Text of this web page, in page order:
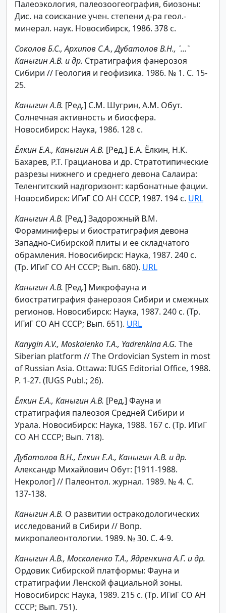
Палеоэкология, палеозоогеография, биозоны:
Дис. на соискание учен. степени д-ра геол.-
минерал. наук. Новосибирск, 1986. 378 с.
Соколов Б.С., Архипов С.А., Дубатолов В.Н., ˂…˃
Каныгин А.В. и др. Стратиграфия фанерозоя
Сибири // Геология и геофизика. 1986. № 1. С. 15-
25.
Каныгин А.В. [Ред.] С.М. Шугрин, А.М. Обут.
Солнечная активность и биосфера.
Новосибирск: Наука, 1986. 128 с.
Ёлкин Е.А., Каныгин А.В. [Ред.] Е.А. Ёлкин, Н.К.
Бахарев, Р.Т. Грацианова и др. Стратотипические
разрезы нижнего и среднего девона Салаира:
Теленгитский надгоризонт: карбонатные фации.
Новосибирск: ИГиГ СО АН СССР, 1987. 194 с. URL
Каныгин А.В. [Ред.] Задорожный В.М.
Фораминиферы и биостратиграфия девона
Западно-Сибирской плиты и ее складчатого
обрамления. Новосибирск: Наука, 1987. 240 с.
(Тр. ИГиГ СО АН СССР; Вып. 680). URL
Каныгин А.В. [Ред.] Микрофауна и
биостратиграфия фанерозоя Сибири и смежных
регионов. Новосибирск: Наука, 1987. 240 с. (Тр.
ИГиГ СО АН СССР; Вып. 651). URL
Kanygin A.V., Moskalenko T.A., Yadrenkina A.G. The
Siberian platform // The Ordovician System in most
of Russian Asia. Ottawa: IUGS Editorial Office, 1988.
P. 1-27. (IUGS Publ.; 26).
Ёлкин Е.А., Каныгин А.В. [Ред.] Фауна и
стратиграфия палеозоя Средней Сибири и
Урала. Новосибирск: Наука, 1988. 167 с. (Тр. ИГиГ
СО АН СССР; Вып. 718).
Дубатолов В.Н., Ёлкин Е.А., Каныгин А.В. и др.
Александр Михайлович Обут: [1911-1988.
Некролог] // Палеонтол. журнал. 1989. № 4. С.
137-138.
Каныгин А.В. О развитии остракодологических
исследований в Сибири // Вопр.
микропалеонтологии. 1989. № 30. С. 4-9.
Каныгин А.В., Москаленко Т.А., Ядренкина А.Г. и др.
Ордовик Сибирской платформы: Фауна и
стратиграфии Ленской фациальной зоны.
Новосибирск: Наука, 1989. 215 с. (Тр. ИГиГ СО АН
СССР; Вып. 751).